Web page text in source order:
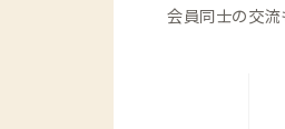
ダイニング、
会員同士の交